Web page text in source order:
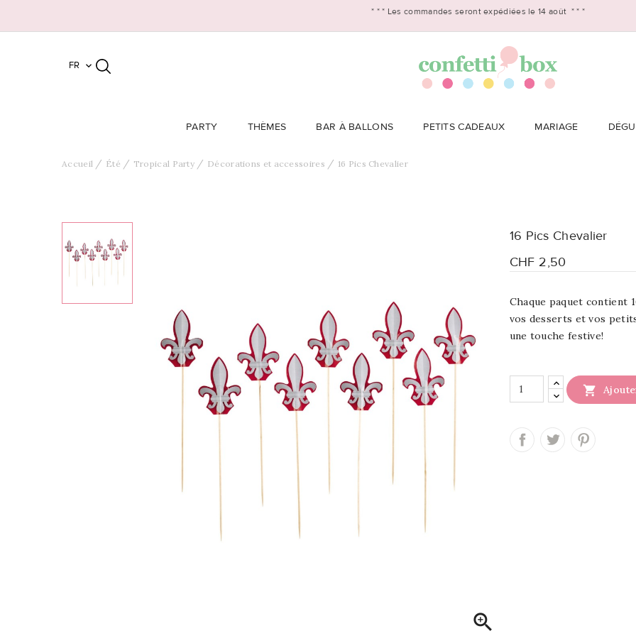
* * * Les commandes seront expédiées le 14 août * * *
FR 
PARTY THÈMES BAR À BALLONS PETITS CADEAUX MARIAGE
Accueil Été Tropical Party Décorations et accessoires 16 Pics Chevalier

16 Pics Chevalier
CHF 2,50
Chaque paquet contient
vos desserts et vos
une touche festive!
